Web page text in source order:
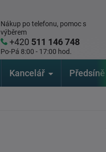
Nákup po telefonu, pomoc s
výběrem
+420 511 146 748
Po-Pá 8:00 - 17:00 hod.
Kancelář Předsíně